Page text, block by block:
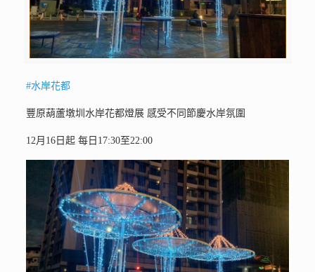
#水岸花都
豐原葫蘆墩圳水岸花都燈展 感受不同節慶水岸氛圍
12月16日起 每日17:30至22:00